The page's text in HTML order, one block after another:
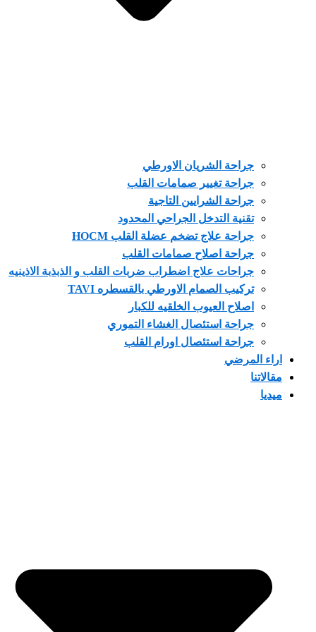
جراحة الشريان الاورطي
جراحة تغيير صمامات القلب
جراحة الشرايين التاجية
تقنية التدخل الجراحي المحدود
جراحة علاج تضخم عضلة القلب HOCM
جراحة اصلاح صمامات القلب
جراحات علاج اضطراب ضربات القلب و الذبذبة الاذينيه
تركيب الصمام الاورطي بالقسطره TAVI
اصلاح العيوب الخلقيه للكبار
جراحة استئصال الغشاء التموري
جراحة استئصال اورام القلب
المرضي